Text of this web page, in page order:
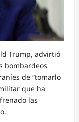
Trump, advirtió
bombardeos
de “tomarlo
que ha
las